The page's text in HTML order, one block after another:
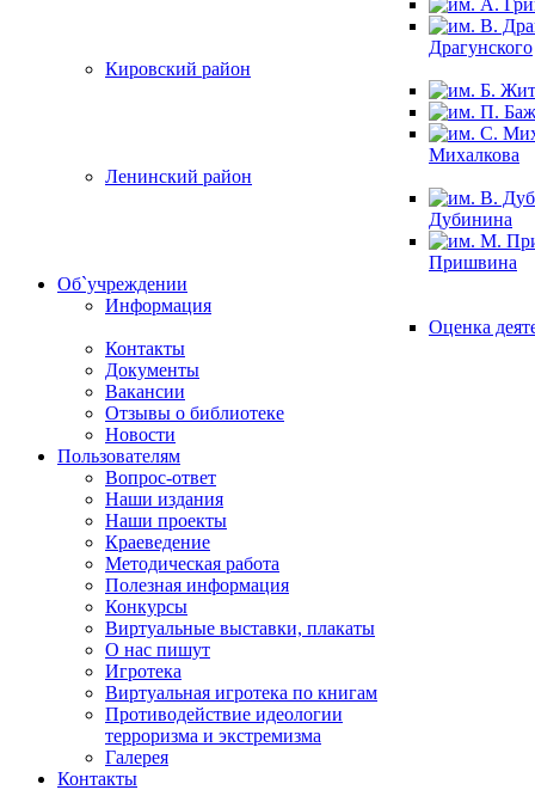
Драгунского
Кировский район
Михалкова
Ленинский район
Дубинина
Пришвина
Об`учреждении
Информация
Оценка
Контакты
Документы
Вакансии
Отзывы о библиотеке
Новости
Пользователям
Вопрос-ответ
Наши издания
Наши проекты
Краеведение
Методическая работа
Полезная информация
Конкурсы
Виртуальные выставки, плакаты
О нас пишут
Игротека
Виртуальная игротека по книгам
Противодействие идеологии
терроризма и экстремизма
Галерея
Контакты